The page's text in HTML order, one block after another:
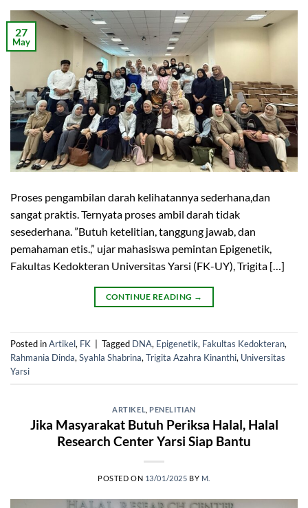
27
May
Proses pengambilan darah kelihatannya sederhana,dan
sangat praktis. Ternyata proses ambil darah tidak
sesederhana. ”Butuh ketelitian, tanggung jawab, dan
pemahaman etis.,” ujar mahasiswa pemintan Epigenetik,
Fakultas Kedokteran Universitas Yarsi (FK-UY), Trigita […]
CONTINUE READING →
Posted inArtikel, FK Tagged DNA, Epigenetik, Fakultas Kedokteran,
Rahmania Dinda, Syahla Shabrina, Trigita Azahra Kinanthi, Universitas
Yarsi
ARTIKEL PENELITIAN
Jika Masyarakat Butuh Periksa Halal, Halal
Research Center Yarsi Siap Bantu
POSTED ON 13/01/2025 BY M.